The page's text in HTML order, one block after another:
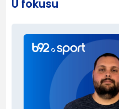
U fokusu